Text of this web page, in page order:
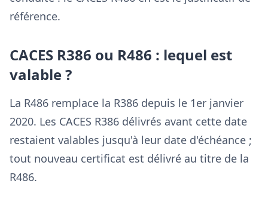
référence.
CACES R386 ou R486 : lequel est
valable ?
La R486 remplace la R386 depuis le 1er janvier
2020. Les CACES R386 délivrés avant cette date
restaient valables jusqu'à leur date d'échéance ;
tout nouveau certificat est délivré au titre de la
R486.